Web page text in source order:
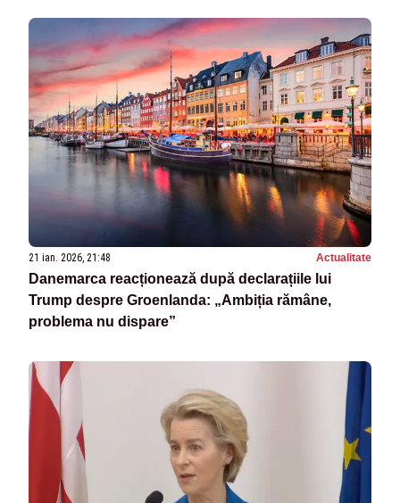
21 ian. 2026, 21:48 Actualitate
Danemarca reacționează după declarațiile lui
Trump despre Groenlanda: „Ambiția rămâne,
problema nu dispare”